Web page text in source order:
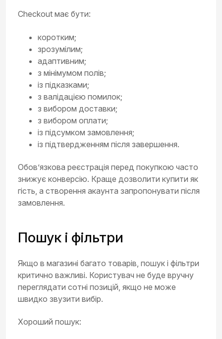
Checkout має бути:
коротким;
зрозумілим;
адаптивним;
з мінімумом полів;
із підказками;
з валідацією помилок;
з вибором доставки;
з вибором оплати;
із підсумком замовлення;
із підтвердженням після завершення.
Обов’язкова реєстрація перед покупкою часто
знижує конверсію. Краще дозволити купити як
гість, а створення акаунта запропонувати після
замовлення.
Пошук і фільтри
Якщо в магазині багато товарів, пошук і фільтри
критично важливі. Користувач не буде вручну
переглядати сотні позицій, якщо не може
швидко звузити вибір.
Хороший пошук: